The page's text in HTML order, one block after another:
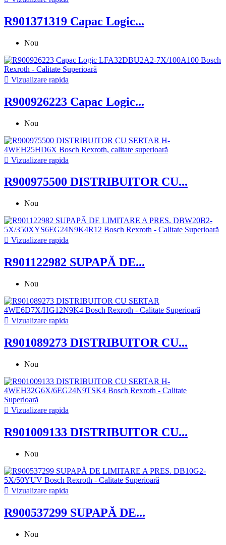
R901371319 Capac Logic...
Nou
 Vizualizare rapida
R900926223 Capac Logic...
Nou
 Vizualizare rapida
R900975500 DISTRIBUITOR CU...
Nou
 Vizualizare rapida
R901122982 SUPAPĂ DE...
Nou
 Vizualizare rapida
R901089273 DISTRIBUITOR CU...
Nou
 Vizualizare rapida
R901009133 DISTRIBUITOR CU...
Nou
 Vizualizare rapida
R900537299 SUPAPĂ DE...
Nou